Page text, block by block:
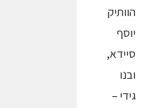
הוותיק
יוסף
סיידא,
ובנו
גידי –